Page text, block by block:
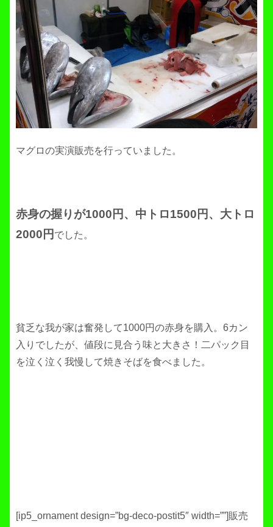
マグロの実演販売を行っていました。
赤身の握りが1000円、中トロ1500円、大トロ
2000円 でした。
貧乏な我が家は奮発して1000円の赤身を購入。6カン
入りでしたが、値段に見合う味と大きさ！二パック目
を泣く泣く我慢して焼きそばを食べました。
[ip5_ornament design=”bg-deco-postit5″ width=””]販売